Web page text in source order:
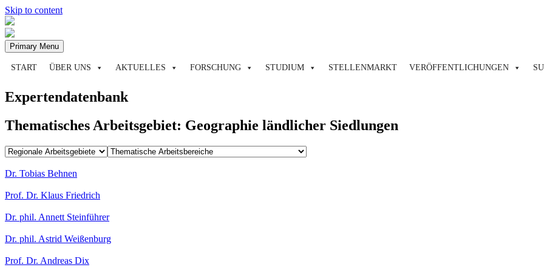
Skip to content
Primary Menu
START ÜBER UNS AKTUELLES FORSCHUNG STUDIUM STELLENMARKT VERÖFFENTLICHUNGEN
Expertendatenbank
Thematisches Arbeitsgebiet: Geographie ländlicher Siedlungen
Dr. Tobias Behnen
Prof. Dr. Klaus Friedrich
Dr. phil. Annett Steinführer
Dr. phil. Astrid Weißenburg
Prof. Dr. Andreas Dix